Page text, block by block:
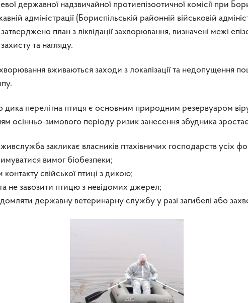
державної надзвичайної протиепізоотичної комісії при
адміністрації (Бориспільській районній військовій
план з ліквідації захворювання, визначені межі
та нагляду.
вживаються заходи з локалізації та недопущення
перелітна птиця є основним природним резервуаром
осінньо-зимового періоду ризик занесення збудника
закликає власників птахівничих господарств усіх
вимог біобезпеки;
контакту свійської птиці з дикою;
не завозити птицю з невідомих джерел;
державну ветеринарну службу у разі загибелі або